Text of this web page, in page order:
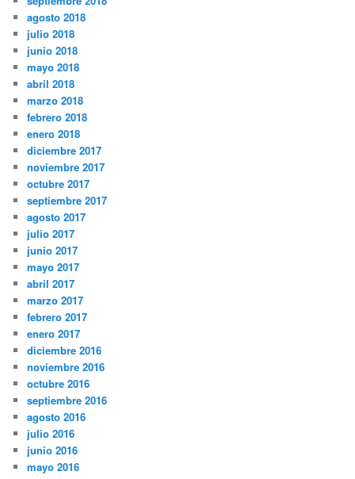
agosto 2018
julio 2018
junio 2018
mayo 2018
abril 2018
marzo 2018
febrero 2018
enero 2018
diciembre 2017
noviembre 2017
octubre 2017
septiembre 2017
agosto 2017
julio 2017
junio 2017
mayo 2017
abril 2017
marzo 2017
febrero 2017
enero 2017
diciembre 2016
noviembre 2016
octubre 2016
septiembre 2016
agosto 2016
julio 2016
junio 2016
mayo 2016